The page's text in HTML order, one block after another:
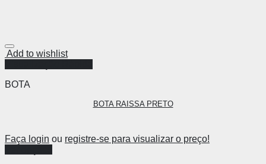
Add to wishlist
BOTA
BOTA RAISSA PRETO
Faça login ou registre-se para visualizar o preço!